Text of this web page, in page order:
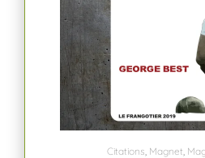
Citations, Magnet,